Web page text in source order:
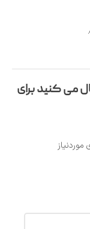
می کنید برای